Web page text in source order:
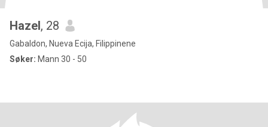
Hazel, 28
Gabaldon, Nueva Ecija, Filippinene
Søker: Mann 30 - 50